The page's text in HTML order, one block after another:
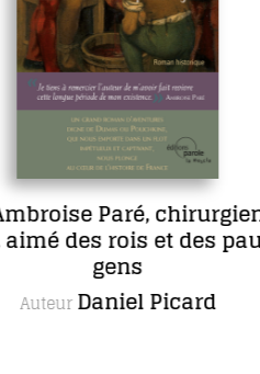
COFFRET
complète de
romans,
Autrice